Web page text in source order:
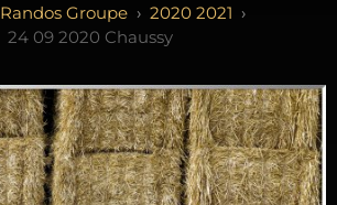
Randos Groupe
2020 2021
24 09 2020 Chaussy